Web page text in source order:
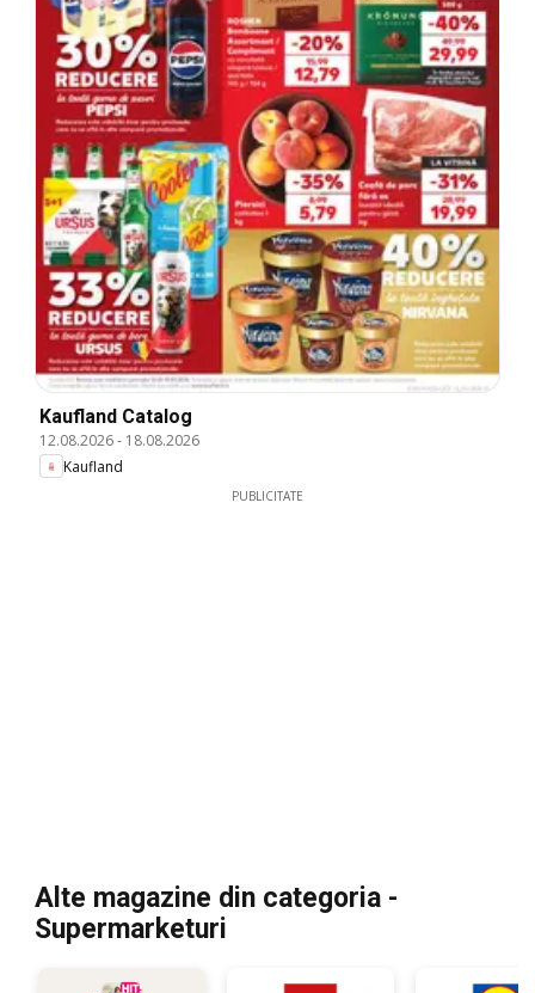
Kaufland Catalog
12.08.2026- 18.08.2026
Kaufland
PUBLICITATE
Alte magazine din categoria -
Supermarketuri